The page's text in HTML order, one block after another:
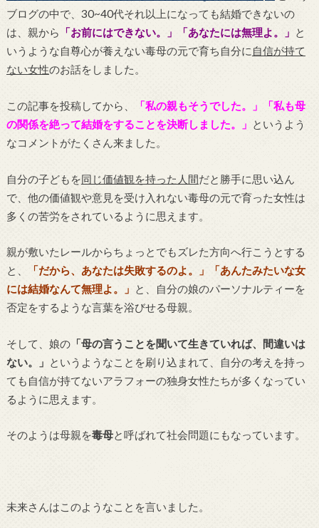
ブログの中で、30~40代それ以上になっても結婚できないの
は、親から
「お前にはできない。」「あなたには無理よ。」 と
いうような自尊心が養えない毒母の元で育ち自分に 自信が持て
ない女性のお話をしました。
この記事を投稿してから、
「私の親もそうでした。」「私も母
の関係を絶って結婚をすることを決断しました。」 というよう
なコメントがたくさん来ました。
自分の子どもを同じ価値観を持った人間だと勝手に思い込ん
で、他の価値観や意見を受け入れない毒母の元で育った女性は
多くの苦労をされているように思えます。
親が敷いたレールからちょっとでもズレた方向へ行こうとする
と、
「だから、あなたは失敗するのよ。」「あんたみたいな女
には結婚なんて無理よ。」 と、自分の娘のパーソナルティーを
否定をするような言葉を浴びせる母親。
そして、娘の「母の言うことを聞いて生きていれば、間違いは
ない。」 というようなことを刷り込まれて、自分の考えを持っ
ても自信が持てないアラフォーの独身女性たちが多くなってい
るように思えます。
そのようは母親を毒母と呼ばれて社会問題にもなっています。
未来さんはこのようなことを言いました。